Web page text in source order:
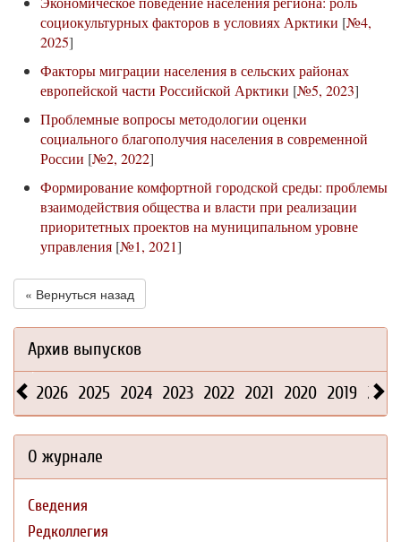
социокультурных факторов в условиях Арктики [№4,
2025]
Факторы миграции населения в сельских районах
европейской части Российской Арктики [№5, 2023]
Проблемные вопросы методологии оценки
социального благополучия населения в современной
России [№2, 2022]
Формирование комфортной городской среды: проблемы
взаимодействия общества и власти при реализации
приоритетных проектов на муниципальном уровне
управления [№1, 2021]
« Вернуться назад
Архив выпусков
2026 2025 2024 2023 2022 2021 2020 2019 2018
О журнале
Сведения
Редколлегия